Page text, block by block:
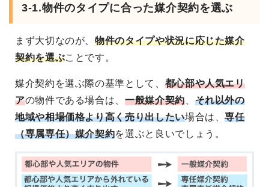
3-1.物件のタイプに合った媒介契約を選ぶ
まず大切なのが、物件のタイプや状況に応じた媒介
契約を選ぶことです。
媒介契約を選ぶ際の基準として、 都心部や人気エリ
アの物件である場合は、一般媒介契約、 それ以外の
地域や相場価格より高く売り出したい場合は、専任
（専属専任）媒介契約を選ぶと良いでしょう。